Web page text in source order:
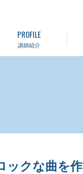
講師紹介
PROFILE
ックな曲を作